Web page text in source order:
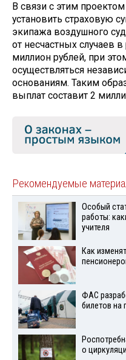
В связи с этим проектом
установить страховую
экипажа воздушного
от несчастных случаев
миллион рублей, при
осуществляться
основаниям. Таким
выплат составит 2
Рекомендуемые
Особый
работы:
учителя
Как
ФАС
билетов на
о